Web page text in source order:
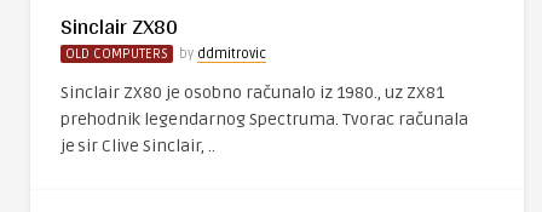
Sinclair ZX80
OLD COMPUTERS by ddmitrovic
Sinclair ZX80 je osobno računalo iz 1980., uz ZX81
prehodnik legendarnog Spectruma. Tvorac računala
je sir Clive Sinclair, ..